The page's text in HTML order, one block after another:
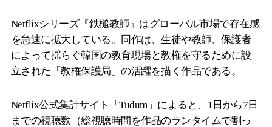
Netflixシリーズ『鉄槌教師』はグローバル市場で存在感
を急速に拡大している。同作は、生徒や教師、保護者
によって揺らぐ韓国の教育現場と教権を守るために設
立された「教権保護局」の活躍を描く作品である。
Netflix公式集計サイト「Tudum」によると、1日から7日
までの視聴数（総視聴時間を作品のランタイムで割っ